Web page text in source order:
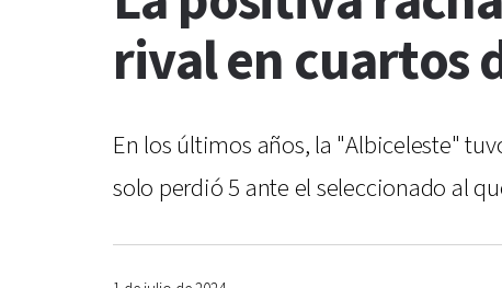
rival en cuartos
En los últimos años, la "Albiceleste"
solo perdió 5 ante el seleccionado al